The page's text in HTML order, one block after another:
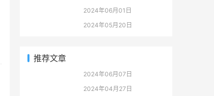
2024年06月01日
2024年05月20日
推荐文章
2024年06月07日
2024年04月27日